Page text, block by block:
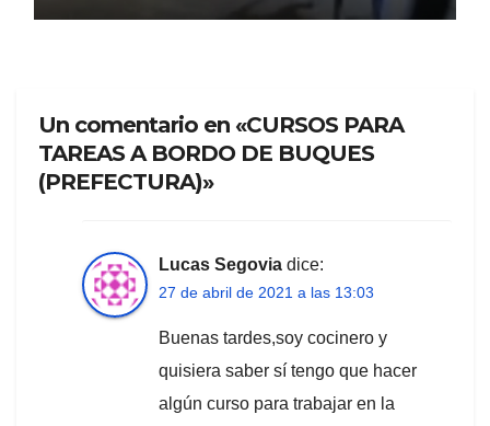
Un comentario en «CURSOS PARA
TAREAS A BORDO DE BUQUES
(PREFECTURA)»
Lucas Segovia dice:
27 de abril de 2021 a las 13:03
Buenas tardes,soy cocinero y
quisiera saber sí tengo que hacer
algún curso para trabajar en la